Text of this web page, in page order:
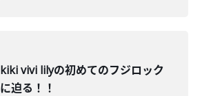
kiki vivi lilyの初めてのフジロック
に迫る！！